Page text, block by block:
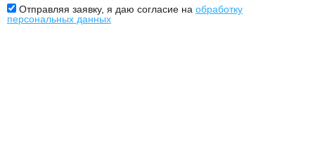
Отправляя заявку, я даю согласие на обработку
персональных данных